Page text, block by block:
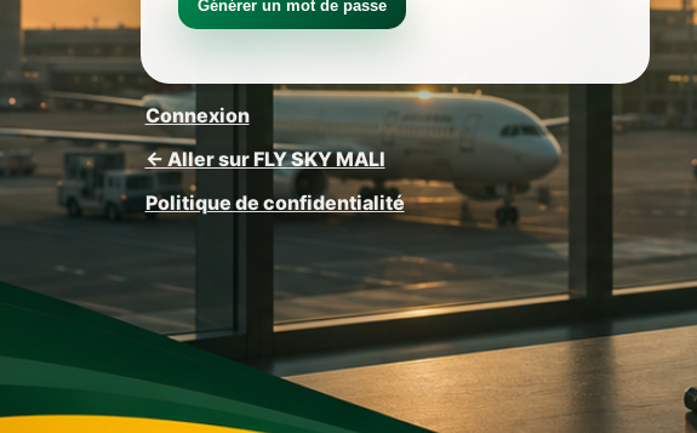
Connexion
← Aller sur FLY SKY MALI
Politique de confidentialité